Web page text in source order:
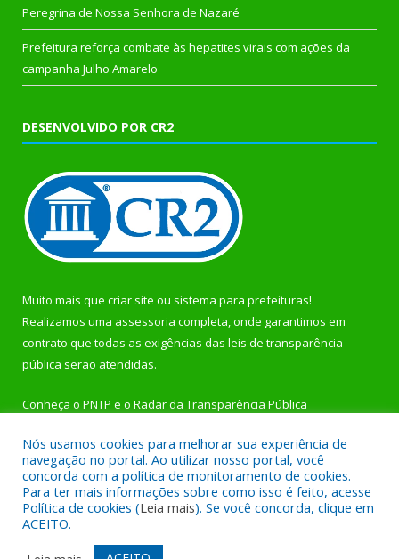
Peregrina de Nossa Senhora de Nazaré
Prefeitura reforça combate às hepatites virais com ações da
campanha Julho Amarelo
DESENVOLVIDO POR CR2
Muito mais que criar site ou sistema para prefeituras!
Realizamos uma assessoria completa, onde garantimos em
contrato que todas as exigências das leis de transparência
pública serão atendidas.
Conheça o PNTP e o Radar da Transparência Pública
Todos os direitos reservados a Prefeitura Municipal de
Rurópolis.
Nós usamos cookies para melhorar sua experiência de
navegação no portal. Ao utilizar nosso portal, você
concorda com a política de monitoramento de cookies.
Para ter mais informações sobre como isso é feito, acesse
Política de cookies (Leia mais). Se você concorda, clique em
ACEITO.